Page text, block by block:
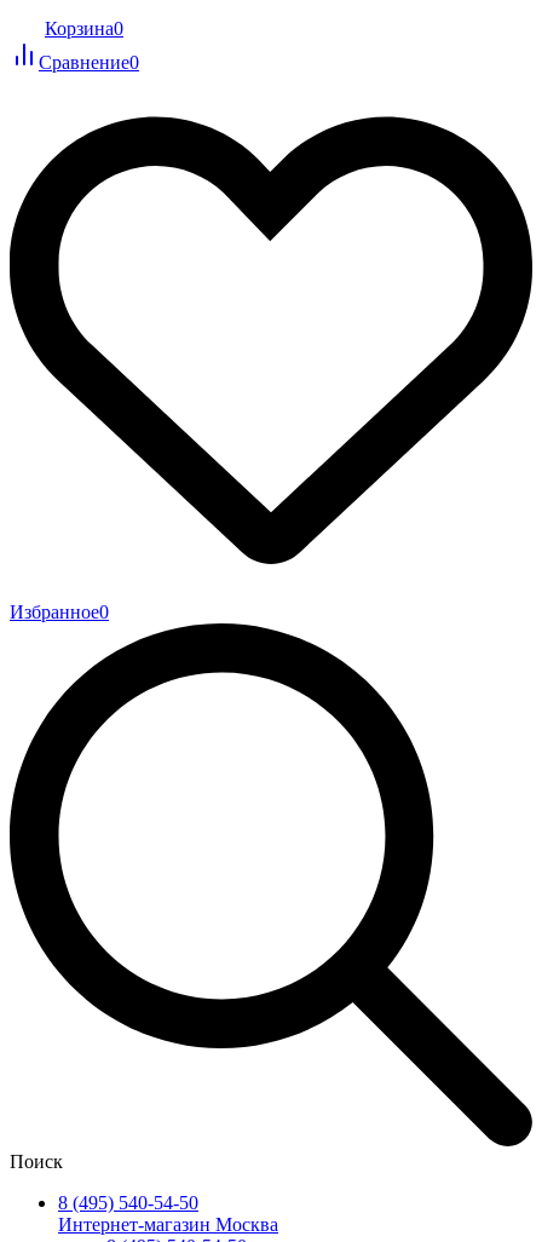
Корзина0
Сравнение0
Избранное0
Поиск
8 (495) 540-54-50
Интернет-магазин Москва